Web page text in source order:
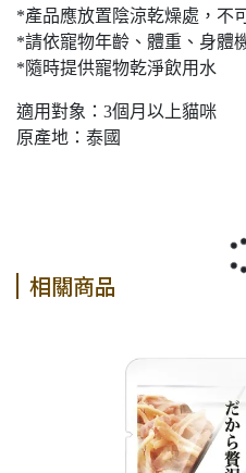
*產品應放置陰涼乾燥處，不
*請依寵物年齡、體重、身體
*隨時提供寵物乾淨飲用水
適用對象：3個月以上貓咪
原產地：泰國
相關商品